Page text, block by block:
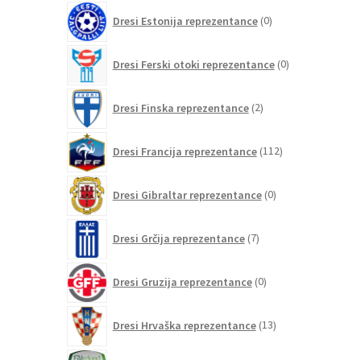
Dresi Estonija reprezentance 0izdelkov
Dresi Ferski otoki reprezentance 0izdelkov
Dresi Finska reprezentance 2izdelka
Dresi Francija reprezentance 112izdelkov
Dresi Gibraltar reprezentance 0izdelkov
Dresi Grčija reprezentance 7izdelkov
Dresi Gruzija reprezentance 0izdelkov
Dresi Hrvaška reprezentance 13izdelkov